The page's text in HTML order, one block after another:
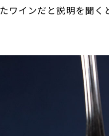
たワインだと説明を聞く